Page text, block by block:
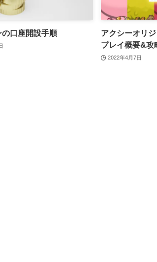
の口座開設手順
アクシーオリ
プレイ概要&攻
2022年4月7日